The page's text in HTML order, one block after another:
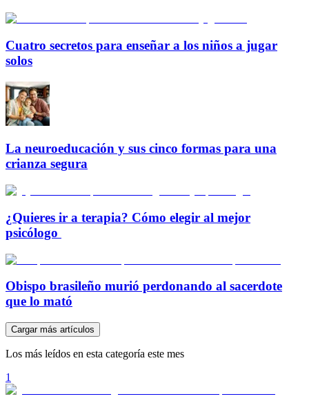
Cuatro secretos para enseñar a los niños a jugar
solos
La neuroeducación y sus cinco formas para una
crianza segura
¿Quieres ir a terapia? Cómo elegir al mejor
psicólogo
Obispo brasileño murió perdonando al sacerdote
que lo mató
Cargar más artículos
Los más leídos en esta categoría este mes
1